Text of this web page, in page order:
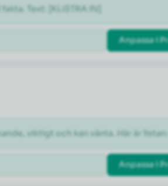
Text: [KLISTRA IN]
Anpassa i
viktigt och kan vänta. Här är listan:
Anpassa i